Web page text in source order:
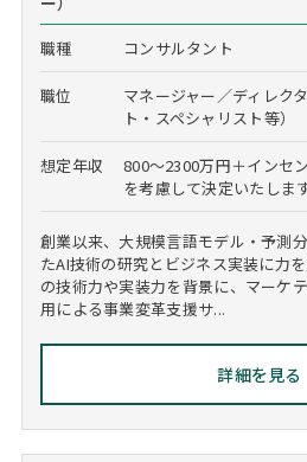
職種 コンサルタント
職位
マネージャー／ディレク
ト・スペシャリスト等）
想定年収
800～2300万円＋インセ
を考慮して決定いたします
創業以来、大規模言語モデル・予測
たAI技術の研究とビジネス実装に力
の技術力や実装力を背景に、マーケ
用による事業変革支援サ...
詳細を見る